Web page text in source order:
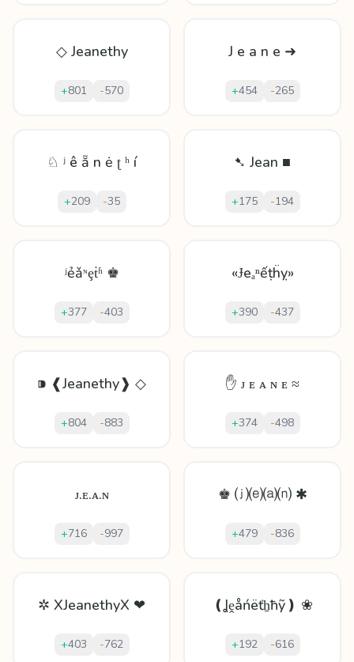
◇ Jeanethy
+801 -570
J e a n e ➜
+454 -265
♘ ʲ ê ẵ n ė ʈ ʰ í
+209 -35
➷ Jean ■
+175 -194
ʲẻǎᶰȩṫʱ ♚
+377 -403
«Ɉеₐⁿếṭḧỵ»
+390 -437
⁍ ❰Jeanethy❱ ◇
+804 -883
✋ ᴊ ᴇ ᴀ ɴ ᴇ ≈
+374 -498
ᴊ.ᴇ.ᴀ.ɴ
+716 -997
♚ ⒥⒠⒜⒩ ✱
+479 -836
✲ XJeanethyX ❤
+403 -762
❪Ʝḙåńëťẖħỹ❫ ❀
+192 -616